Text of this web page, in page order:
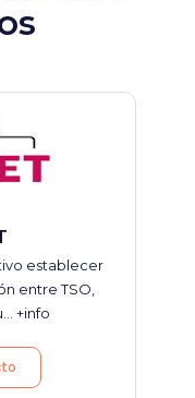
establecer
entre TSO,
+info